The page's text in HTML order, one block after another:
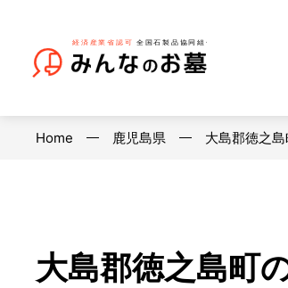
Home 鹿児島県 大島郡徳之
大島郡徳之島町